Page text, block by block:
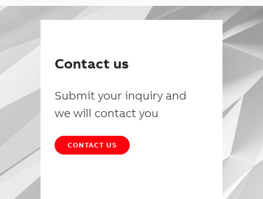
Contact us
Submit your inquiry and
we will contact you
CONTACT US